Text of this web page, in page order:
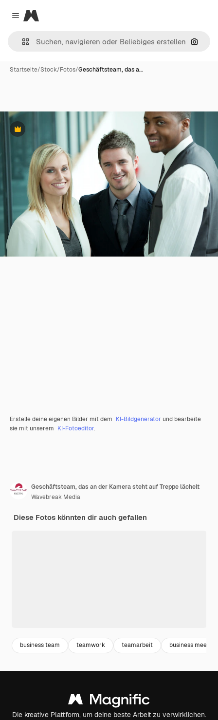
Close menu
Magnific
Nach
Startseite/Stock/Fotos/Geschäftsteam, das a…
Premium
Erstelle deine eigenen Bilder mit dem KI-Bildgenerator und bearbeite
sie mit unserem KI-Fotoeditor.
Geschäftsteam, das an der Kamera steht auf Treppe lächelt
Wavebreak Media
Diese Fotos könnten dir auch gefallen
business team teamwork teamarbeit business meeting
Die kreative Plattform, um deine beste Arbeit zu verwirklichen.